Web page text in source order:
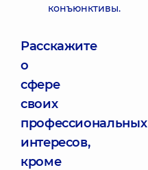
конъюнктивы.
Расскажите
о
сфере
своих
профессиональных
интересов,
кроме